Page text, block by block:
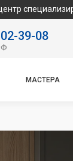
на
39-08
МАСТЕРА